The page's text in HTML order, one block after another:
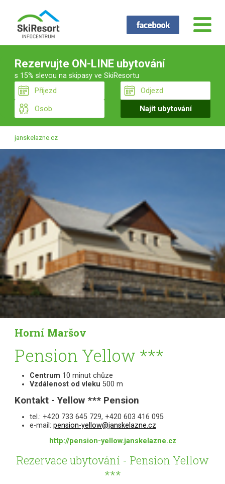
Rezervujte ON-LINE ubytování
s 15% slevou na skipasy ve SkiResortu
janskelazne.cz
Horní Maršov
Pension Yellow ***
Centrum 10 minut chůze
Vzdálenost od vleku 500 m
Kontakt - Yellow *** Pension
tel.: +420 733 645 729, +420 603 416 095
e-mail: pension-yellow@janskelazne.cz
http://pension-yellow.janskelazne.cz
Rezervace ubytování - Pension Yellow
***